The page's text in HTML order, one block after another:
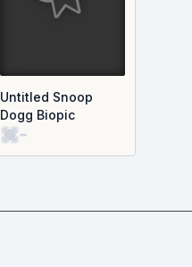
Untitled Snoop
Dogg Biopic
-